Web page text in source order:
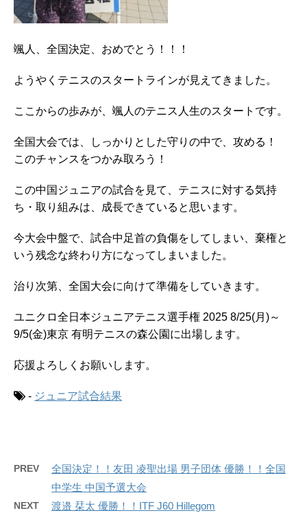
颯人、全国決定、おめでとう！！！
ようやくテニスのスタートラインが見えてきました。
ここからの歩みが、颯人のテニス人生のスタートです。
全国大会では、しっかりとした守りの中で、攻める！
このチャンスをつかみ取ろう！
この中国ジュニアの試合を見て、テニスに対する気持
ち・取り組みは、成長できていると思います。
今大会中盤で、試合中足首の負傷をしてしまい、棄権と
いう残念な終わり方になってしまいました。
治り次第、全国大会に向けて準備をしていきます。
ユニクロ全日本ジュニアテニス選手権 2025 8/25(月)～
9/5(金)東京 有明テニスの森公園に出場します。
応援よろしくお願いします。
- ジュニア試合結果
PREV
全国決定！！友田 凌聖出場 男子団体 優勝！！全国
中学生 中国予選大会
NEXT 渡邉 栞太 優勝！！ITF J60 Hillegom